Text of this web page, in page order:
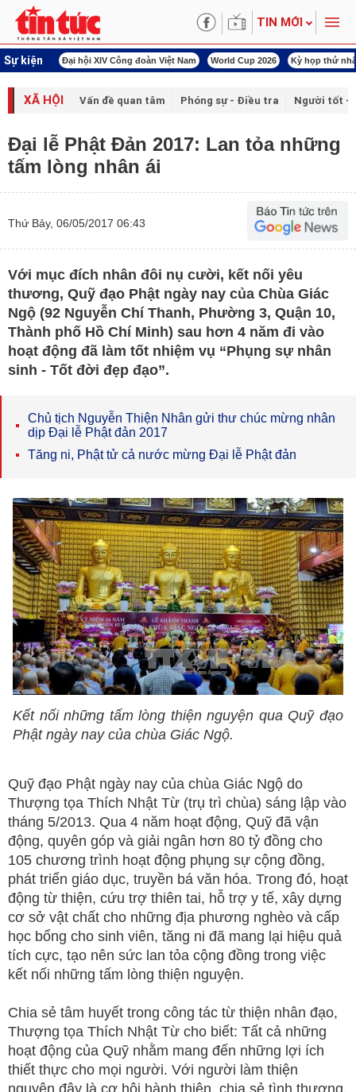
TIN MỚI
Sự kiện
ngày đêm Đại hội XIV Công đoàn Việt Nam World Cup 2026 Kỳ họp thứ
XÃ HỘI Vấn đề quan tâm Phóng sự - Điều tra Người tốt -
Đại lễ Phật Đản 2017: Lan tỏa những
tấm lòng nhân ái
Thứ Bảy, 06/05/2017 06:43
Với mục đích nhân đôi nụ cười, kết nối yêu
thương, Quỹ đạo Phật ngày nay của Chùa Giác
Ngộ (92 Nguyễn Chí Thanh, Phường 3, Quận 10,
Thành phố Hồ Chí Minh) sau hơn 4 năm đi vào
hoạt động đã làm tốt nhiệm vụ “Phụng sự nhân
sinh - Tốt đời đẹp đạo”.
Chủ tịch Nguyễn Thiện Nhân gửi thư chúc mừng nhân
dịp Đại lễ Phật đản 2017
Tăng ni, Phật tử cả nước mừng Đại lễ Phật đản
Kết nối những tấm lòng thiện nguyện qua Quỹ đạo
Phật ngày nay của chùa Giác Ngộ.
Quỹ đạo Phật ngày nay của chùa Giác Ngộ do
Thượng tọa Thích Nhật Từ (trụ trì chùa) sáng lập vào
tháng 5/2013. Qua 4 năm hoạt động, Quỹ đã vận
động, quyên góp và giải ngân hơn 80 tỷ đồng cho
105 chương trình hoạt động phụng sự cộng đồng,
phát triển giáo dục, truyền bá văn hóa. Trong đó, hoạt
động từ thiện, cứu trợ thiên tai, hỗ trợ y tế, xây dựng
cơ sở vật chất cho những địa phương nghèo và cấp
học bổng cho sinh viên, tăng ni đã mang lại hiệu quả
tích cực, tạo nên sức lan tỏa cộng đồng trong việc
kết nối những tấm lòng thiện nguyện.
Chia sẻ tâm huyết trong công tác từ thiện nhân đạo,
Thượng tọa Thích Nhật Từ cho biết: Tất cả những
hoạt động của Quỹ nhằm mang đến những lợi ích
thiết thực cho mọi người. Với người làm thiện
nguyện đây là cơ hội hành thiện, chia sẻ tình thương,